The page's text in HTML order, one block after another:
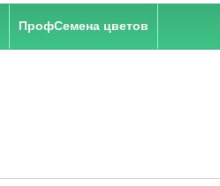
ПрофСемена цветов